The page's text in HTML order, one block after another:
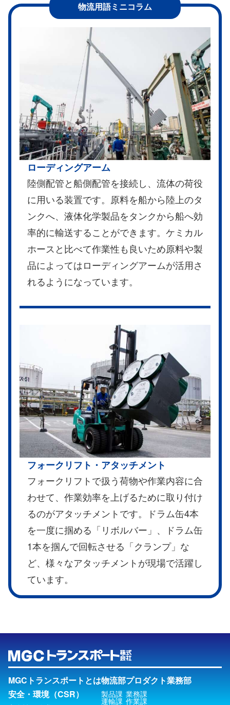
物流用語ミニコラム
ローディングアーム
陸側配管と船側配管を接続し、流体の荷役
に用いる装置です。原料を船から陸上のタ
ンクへ、液体化学製品をタンクから船へ効
率的に輸送することができます。ケミカル
ホースと比べて作業性も良いため原料や製
品によってはローディングアームが活用さ
れるようになっています。
フォークリフト・アタッチメント
フォークリフトで扱う荷物や作業内容に合
わせて、作業効率を上げるために取り付け
るのがアタッチメントです。ドラム缶4本
を一度に掴める「リボルバー」、ドラム缶
1本を掴んで回転させる「クランプ」な
ど、様々なアタッチメントが現場で活躍し
ています。
MGCトランスポートとは
安全・環境（CSR）
物流部
製品課
運輸課
プロダクト業務部
業務課
作業課